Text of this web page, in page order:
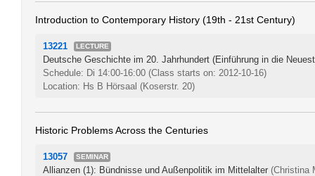
Introduction to Contemporary History (19th - 21st Century)
13221 LECTURE
Deutsche Geschichte im 20. Jahrhundert (Einführung in die
Schedule: Di 14:00-16:00 (Class starts on: 2012-10-16)
Location: Hs B Hörsaal (Koserstr. 20)
Historic Problems Across the Centuries
13057 SEMINAR
Allianzen (1): Bündnisse und Außenpolitik im Mittelalter (Christina